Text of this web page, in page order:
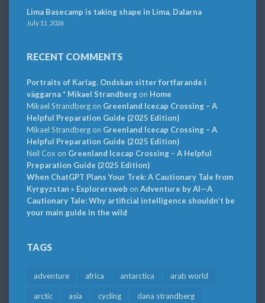
Lima Basecamp is taking shape in Lima, Dalarna
July 11, 2026
RECENT COMMENTS
Portraits of Karlag. Ondskan sitter fortfarande i
väggarna * Mikael Strandbergon Home
Mikael Strandbergon Greenland Icecap Crossing – A
Helpful Preparation Guide (2025 Edition)
Mikael Strandbergon Greenland Icecap Crossing – A
Helpful Preparation Guide (2025 Edition)
Neil Cox on Greenland Icecap Crossing – A Helpful
Preparation Guide (2025 Edition)
When ChatGPT Plans Your Trek: A Cautionary Tale from
Kyrgyzstan » Explorersweb on Adventure by AI—A
Cautionary Tale: Why artificial intelligence shouldn’t be
your main guide in the wild
TAGS
adventure africa antarctica arab world
arctic asia cycling dana strandberg